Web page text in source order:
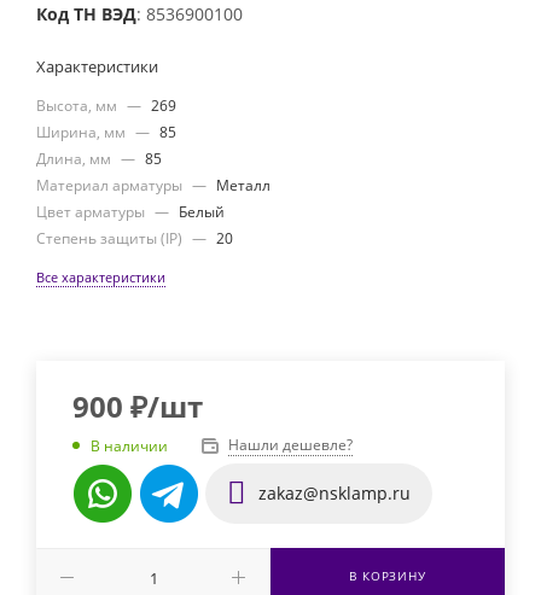
Код ТН ВЭД: 8536900100
Характеристики
Высота, мм — 269
Ширина, мм — 85
Длина, мм — 85
Материал арматуры — Металл
Цвет арматуры — Белый
Степень защиты (IP) — 20
Все характеристики
900 ₽/шт
В наличии Нашли дешевле?
zakaz@nsklamp.ru
В КОРЗИНУ